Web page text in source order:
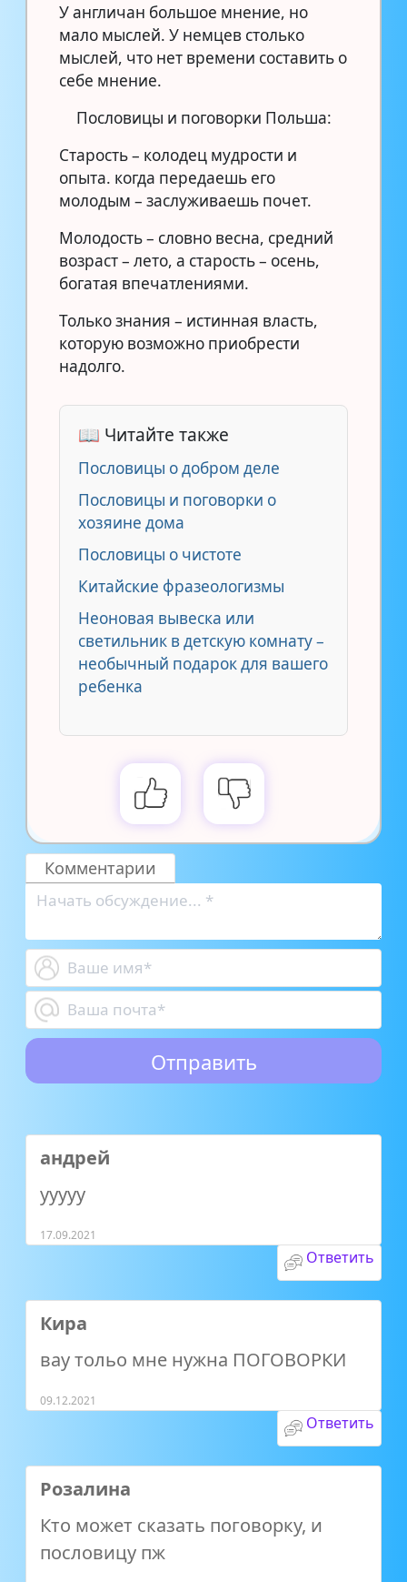
У англичан большое мнение, но
мало мыслей. У немцев столько
мыслей, что нет времени составить о
себе мнение.
Пословицы и поговорки Польша:
Старость – колодец мудрости и
опыта. когда передаешь его
молодым – заслуживаешь почет.
Молодость – словно весна, средний
возраст – лето, а старость – осень,
богатая впечатлениями.
Только знания – истинная власть,
которую возможно приобрести
надолго.
📖 Читайте также
Пословицы о добром деле
Пословицы и поговорки о
хозяине дома
Пословицы о чистоте
Китайские фразеологизмы
Неоновая вывеска или
светильник в детскую комнату –
необычный подарок для вашего
ребенка
Комментарии
андрей
ууууу
17.09.2021
Ответить
Кира
вау тольо мне нужна ПОГОВОРКИ
09.12.2021
Ответить
Розалина
Кто может сказать поговорку, и
пословицу пж